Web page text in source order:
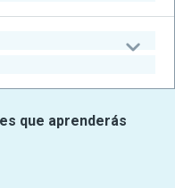
que aprenderás